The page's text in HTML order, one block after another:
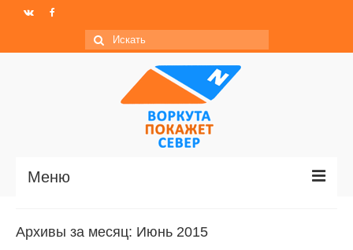
Искать:
Меню
Архивы за месяц: Июнь 2015